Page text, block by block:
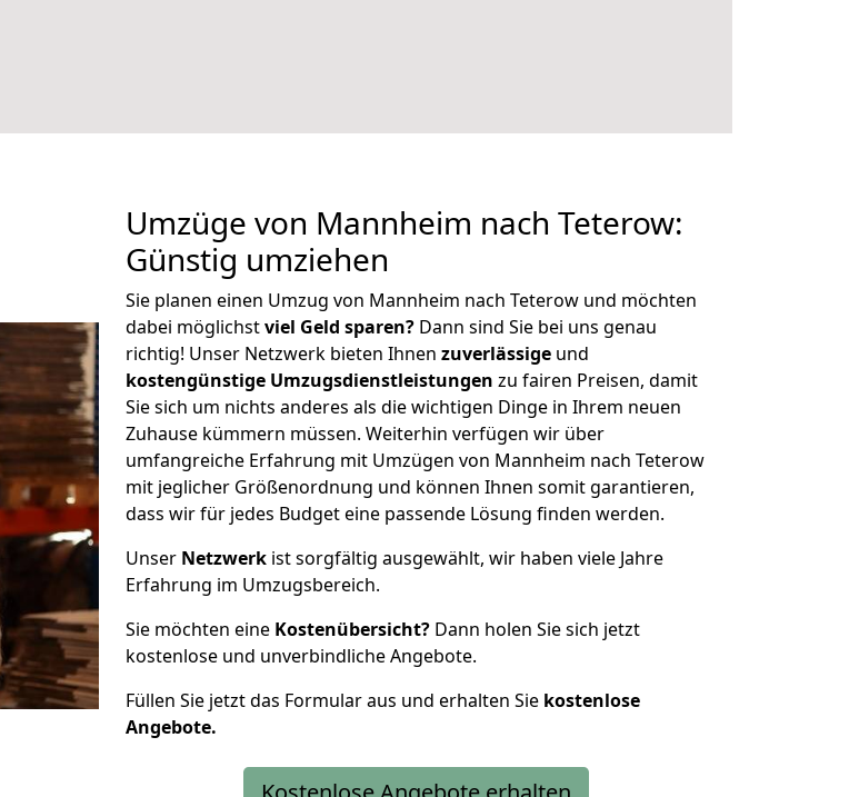
Umzüge von Mannheim nach Teterow:
Günstig umziehen
Sie planen einen Umzug von Mannheim nach Teterow und möchten
dabei möglichstviel Geld sparen? Dann sind Sie bei uns genau
richtig! Unser Netzwerk bieten Ihnen zuverlässige und
kostengünstige Umzugsdienstleistungen zu fairen Preisen, damit
Sie sich um nichts anderes als die wichtigen Dinge in Ihrem neuen
Zuhause kümmern müssen. Weiterhin verfügen wir über
umfangreiche Erfahrung mit Umzügen von Mannheim nach Teterow
mit jeglicher Größenordnung und können Ihnen somit garantieren,
dass wir für jedes Budget eine passende Lösung finden werden.
Unser Netzwerk ist sorgfältig ausgewählt, wir haben viele Jahre
Erfahrung im Umzugsbereich.
Sie möchten eine Kostenübersicht? Dann holen Sie sich jetzt
kostenlose und unverbindliche Angebote.
Füllen Sie jetzt das Formular aus und erhalten Sie kostenlose
Angebote.